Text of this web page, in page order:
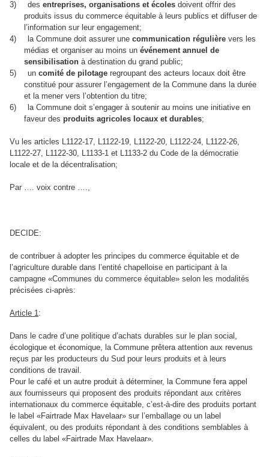
3)
des entreprises, organisations et écoles doivent offrir des
produits issus du commerce équitable à leurs publics et diffuser de
l’information sur leur engagement;
4)
la Commune doit assurer une communication régulière vers les
médias et organiser au moins un événement annuel de
sensibilisation à destination du grand public;
5)
un comité de pilotage regroupant des acteurs locaux doit être
constitué pour assurer l’engagement de la Commune dans la durée
et la mener vers l’obtention du titre;
6)
la Commune doit s’engager à soutenir au moins une initiative en
faveur des produits agricoles locaux et durables;
Vu les articles L1122‑17, L1122‑19, L1122‑20, L1122‑24, L1122‑26,
L1122‑27, L1122‑30, L1133-1 et L1133-2 du Code de la démocratie
locale et de la décentralisation;
Par …. voix contre ….,
DECIDE:
de contribuer à adopter les principes du commerce équitable et de
l’agriculture durable dans l’entité chapelloise en participant à la
campagne «Communes du commerce équitable» selon les modalités
précisées ci-après:
Article 1:
Dans le cadre d’une politique d’achats durables sur le plan social,
écologique et économique, la Commune prêtera attention aux revenus
reçus par les producteurs du Sud pour leurs produits et à leurs
conditions de travail.
Pour le café et un autre produit à déterminer, la Commune fera appel
aux fournisseurs qui proposent des produits répondant aux critères
internationaux du commerce équitable, c’est-à-dire des produits portant
le label «Fairtrade Max Havelaar» sur l’emballage ou un label
équivalent, ou des produits répondant à des conditions semblables à
celles du label «Fairtrade Max Havelaar».